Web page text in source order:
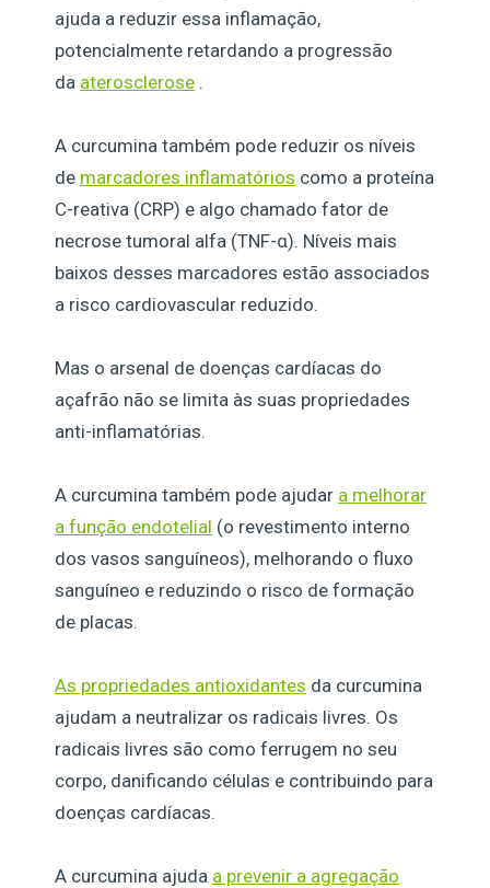
ajuda a reduzir essa inflamação,
potencialmente retardando a progressão
da aterosclerose .
A curcumina também pode reduzir os níveis
de marcadores inflamatórios como a proteína
C-reativa (CRP) e algo chamado fator de
necrose tumoral alfa (TNF-α). Níveis mais
baixos desses marcadores estão associados
a risco cardiovascular reduzido.
Mas o arsenal de doenças cardíacas do
açafrão não se limita às suas propriedades
anti-inflamatórias.
A curcumina também pode ajudar a melhorar
a função endotelial (o revestimento interno
dos vasos sanguíneos), melhorando o fluxo
sanguíneo e reduzindo o risco de formação
de placas.
As propriedades antioxidantes da curcumina
ajudam a neutralizar os radicais livres. Os
radicais livres são como ferrugem no seu
corpo, danificando células e contribuindo para
doenças cardíacas.
A curcumina ajuda a prevenir a agregação